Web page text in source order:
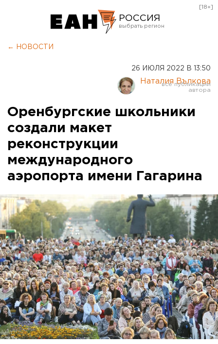
РОССИЯ
Курган
Оренбург
[18+]
← НОВОСТИ
26 ИЮЛЯ 2022 В 13:50
Наталия Вълкова
Оренбургские школьники
создали макет
реконструкции
международного
аэропорта имени Гагарина